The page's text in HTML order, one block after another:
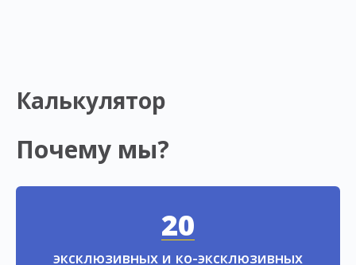
Калькулятор
Почему мы?
20
эксклюзивных и ко-эксклюзивных